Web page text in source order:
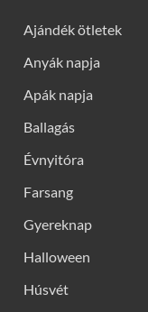
Ajándék ötletek
Anyák napja
Apák napja
Ballagás
Évnyitóra
Farsang
Gyereknap
Halloween
Húsvét